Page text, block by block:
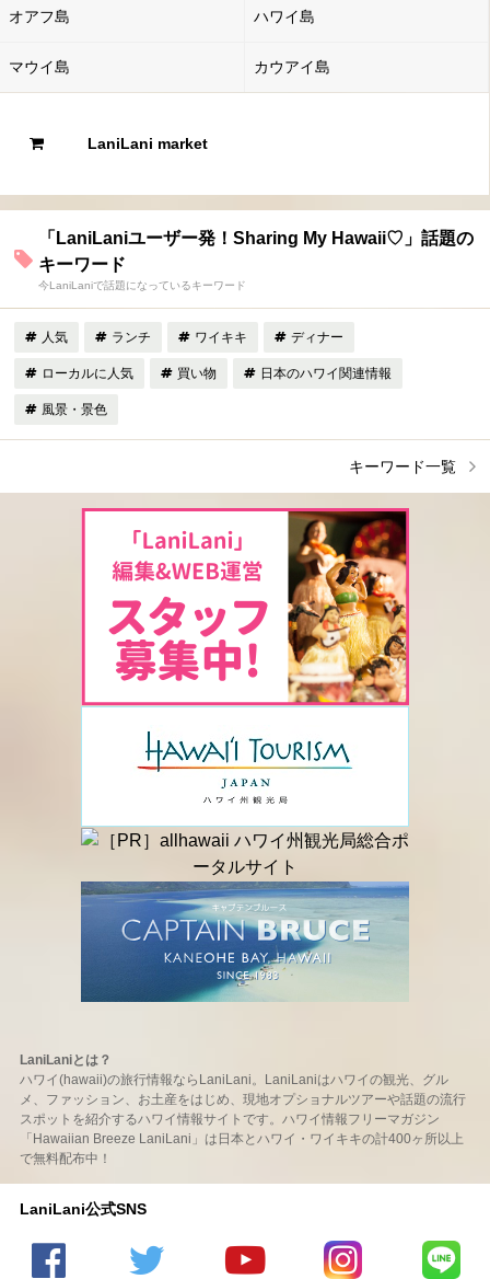
オアフ島 ハワイ島
マウイ島 カウアイ島
LaniLani market
「LaniLaniユーザー発！Sharing My Hawaii♡」話題の
キーワード
今LaniLaniで話題になっているキーワード
人気 ランチ ワイキキ ディナー
ローカルに人気 買い物 日本のハワイ関連情報
風景・景色
キーワード一覧
LaniLaniとは？
ハワイ(hawaii)の旅行情報ならLaniLani。LaniLaniはハワイの観光、グル
メ、ファッション、お土産をはじめ、現地オプショナルツアーや話題の流行
スポットを紹介するハワイ情報サイトです。ハワイ情報フリーマガジン
「Hawaiian Breeze LaniLani」は日本とハワイ・ワイキキの計400ヶ所以上
で無料配布中！
LaniLani公式SNS